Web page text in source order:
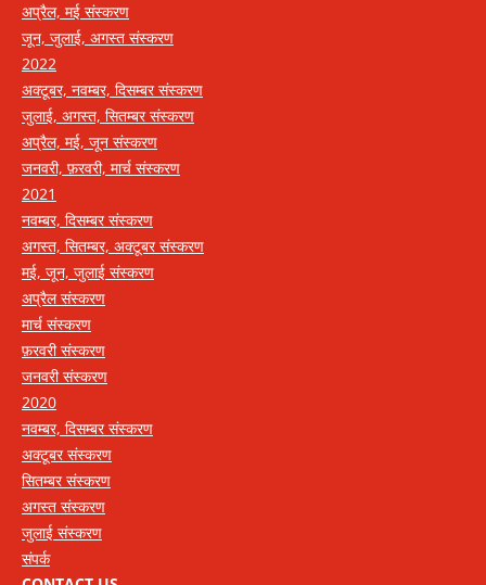
अप्रैल, मई संस्करण
जून, जुलाई, अगस्त संस्करण
2022
अक्टूबर, नवम्बर, दिसम्बर संस्करण
जुलाई, अगस्त, सितम्बर संस्करण
अप्रैल, मई, जून संस्करण
जनवरी, फ़रवरी, मार्च संस्करण
2021
नवम्बर, दिसम्बर संस्करण
अगस्त, सितम्बर, अक्टूबर संस्करण
मई, जून, जुलाई संस्करण
अप्रैल संस्करण
मार्च संस्करण
फ़रवरी संस्करण
जनवरी संस्करण
2020
नवम्बर, दिसम्बर संस्करण
अक्टूबर संस्करण
सितम्बर संस्करण
अगस्त संस्करण
जुलाई संस्करण
संपर्क